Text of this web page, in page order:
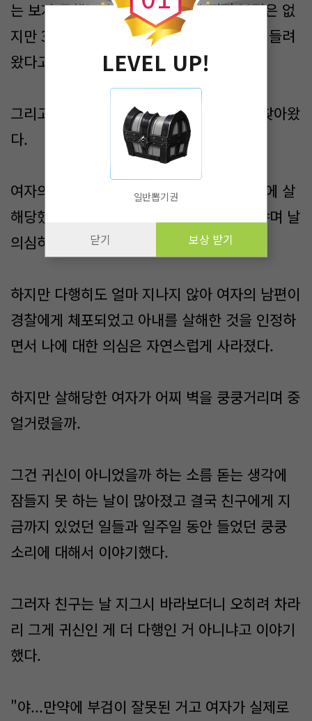
는 보지 못했는지 질문을 했고 난 직접 본적은 없
지만 3주전까지만 해도 쿵쿵 거리는 소리가 들려
왔다고 답변했다.
그리고 일주일이 지난 뒤 나에게 형사들이 찾아왔
다.
여자의 시신을 부검한 결과 3주보다 오래전에 살
해당했다며 쿵쿵 거리는 소리를 어찌 들었냐며 날
의심하기 시작했다.
하지만 다행히도 얼마 지나지 않아 여자의 남편이
경찰에게 체포되었고 아내를 살해한 것을 인정하
면서 나에 대한 의심은 자연스럽게 사라졌다.
하지만 살해당한 여자가 어찌 벽을 쿵쿵거리며 중
얼거렸을까.
그건 귀신이 아니었을까 하는 소름 돋는 생각에
잠들지 못 하는 날이 많아졌고 결국 친구에게 지
금까지 있었던 일들과 일주일 동안 들었던 쿵쿵
소리에 대해서 이야기했다.
그러자 친구는 날 지그시 바라보더니 오히려 차라
리 그게 귀신인 게 더 다행인 거 아니냐고 이야기
했다.
"야...만약에 부검이 잘못된 거고 여자가 실제로
LEVEL UP!
일반뽑기권
닫기 보상 받기